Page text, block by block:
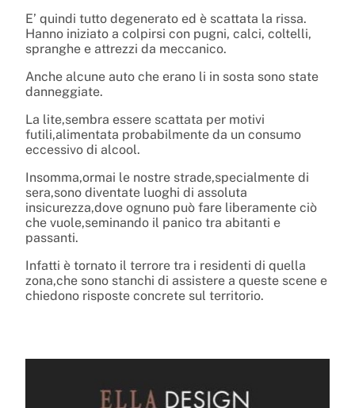
E’ quindi tutto degenerato ed è scattata la rissa.
Hanno iniziato a colpirsi con pugni, calci, coltelli,
spranghe e attrezzi da meccanico.
Anche alcune auto che erano li in sosta sono state
danneggiate.
La lite,sembra essere scattata per motivi
futili,alimentata probabilmente da un consumo
eccessivo di alcool.
Insomma,ormai le nostre strade,specialmente di
sera,sono diventate luoghi di assoluta
insicurezza,dove ognuno può fare liberamente ciò
che vuole,seminando il panico tra abitanti e
passanti.
Infatti è tornato il terrore tra i residenti di quella
zona,che sono stanchi di assistere a queste scene e
chiedono risposte concrete sul territorio.